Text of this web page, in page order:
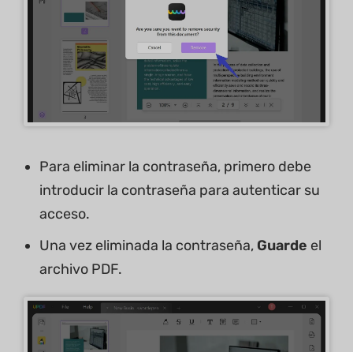
Para eliminar la contraseña, primero debe
introducir la contraseña para autenticar su
acceso.
Una vez eliminada la contraseña, Guarde el
archivo PDF.